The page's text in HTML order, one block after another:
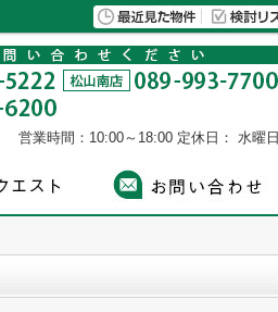
営業時間：10:00～18:00 定休日： 水曜日